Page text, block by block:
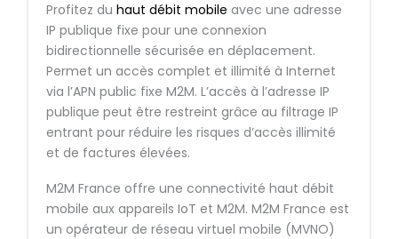
Profitez du haut débit mobile avec une adresse
IP publique fixe pour une connexion
bidirectionnelle sécurisée en déplacement.
Permet un accès complet et illimité à Internet
via l’APN public fixe M2M. L’accès à l’adresse IP
publique peut être restreint grâce au filtrage IP
entrant pour réduire les risques d’accès illimité
et de factures élevées.
M2M France offre une connectivité haut débit
mobile aux appareils IoT et M2M. M2M France est
un opérateur de réseau virtuel mobile (MVNO)